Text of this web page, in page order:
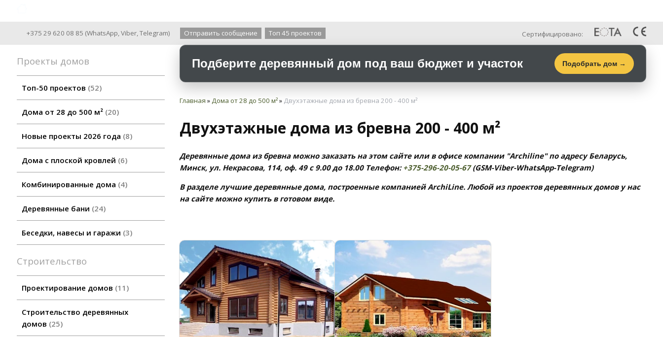
+375 29 620 08 85 (WhatsApp,Viber,Telegram) Отправить сообщение Топ 45 проектов Сертифицировано:
Проекты домов
Топ-50 проектов 52
Дома от 28 до 500 м² 20
Новые проекты 2026 года 8
Дома с плоской кровлей 6
Комбинированные дома 4
Деревянные бани 24
Беседки, навесы и гаражи 3
Строительство
Проектирование домов 11
Строительство деревянных
домов 25
Подберите деревянный дом под ваш бюджет и участок Подобрать дом →
Главная »Дома от 28 до 500 м²» Двухэтажные дома из бревна 200 - 400 м²
Двухэтажные дома из бревна 200 - 400 м²
Деревянные дома из бревна можно заказать на этом сайте или в офисе компании "Archiline" по адресу Беларусь,
Минск, ул. Некрасова, 114, оф. 49 с 9.00 до 18.00 Телефон: +375-296-20-05-67(GSM-Viber-WhatsApp-Telegram)
В разделе лучшие деревянные дома, построенные компанией ArchiLine. Любой из проектов деревянных домов у нас
на сайте можно купить в готовом виде.